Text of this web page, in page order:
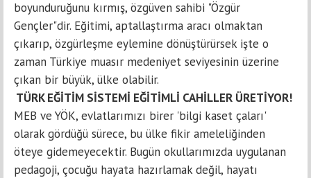
boyunduruğunu kırmış, özgüven sahibi "Özgür
Gençler"dir. Eğitimi, aptallaştırma aracı olmaktan
çıkarıp, özgürleşme eylemine dönüştürürsek işte o
zaman Türkiye muasır medeniyet seviyesinin üzerine
çıkan bir büyük, ülke olabilir.
TÜRK EĞİTİM SİSTEMİ EĞİTİMLİ CAHİLLER ÜRETİYOR!
MEB ve YÖK, evlatlarımızı birer 'bilgi kaset çaları'
olarak gördüğü sürece, bu ülke fikir ameleliğinden
öteye gidemeyecektir. Bugün okullarımızda uygulanan
pedagoji, çocuğu hayata hazırlamak değil, hayatı